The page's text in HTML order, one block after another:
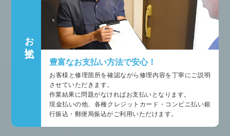
お支払い
豊富なお支払い方法で安心！
お客様と修理箇所を確認ながら修理内容を丁寧にご説明
させていただきます。
作業結果に問題がなければお支払いとなります。
現金払いの他、各種クレジットカード・コンビニ払い銀
行振込・郵便局振込がご利用いただけます。